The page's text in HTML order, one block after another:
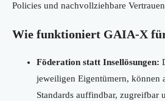
Policies und nachvollziehbare
Wie funktioniert GAIA-X
Föderation statt Insellösungen:
jeweiligen Eigentümern, können
Standards auffindbar, zugreifbar